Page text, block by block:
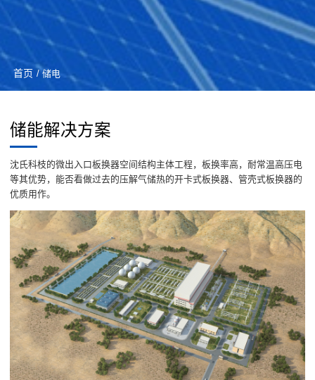
首页 / 储电
储能解决方案
沈氏科枝的微出入口板换器空间结构主体工程，板换率高，耐常温高压电
等其优势，能否看做过去的压解气储热的开卡式板换器、管壳式板换器的
优质用作。